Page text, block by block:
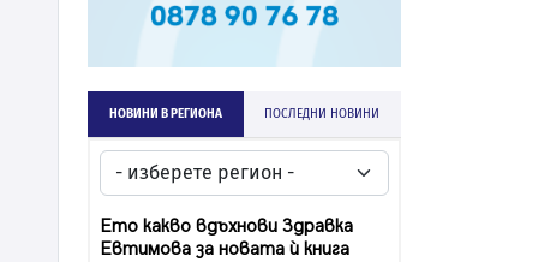
НОВИНИ В РЕГИОНА ПОСЛЕДНИ НОВИНИ
Ето какво вдъхнови Здравка
Евтимова за новата ѝ книга